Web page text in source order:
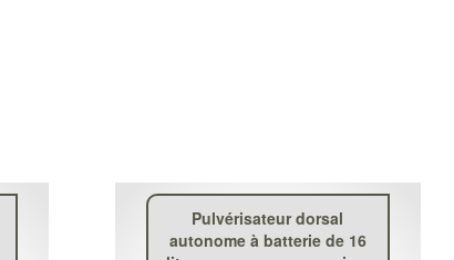
Pulvérisateur dorsal
autonome à batterie de 16